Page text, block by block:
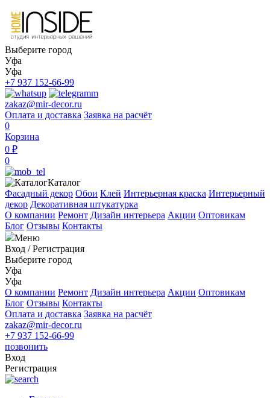
Выберите город
Уфа
Уфа
+7 937 152-66-99
zakaz@mir-decor.ru
Оплата и доставка Заявка на расчёт
0
Корзина
0 ₽
0
Каталог
Фасадный декор Обои Клей Интерьерная краска Интерьерный
декор Декоративная штукатурка
О компании Ремонт Дизайн интерьера Акции Оптовикам
Блог Отзывы Контакты
Меню
Вход /Регистрация
Выберите город
Уфа
Уфа
О компании Ремонт Дизайн интерьера Акции Оптовикам
Блог Отзывы Контакты
Оплата и доставка Заявка на расчёт
zakaz@mir-decor.ru
+7 937 152-66-99
позвонить
Вход
Регистрация